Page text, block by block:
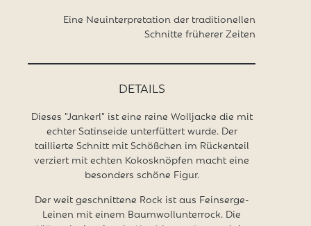
Eine Neu­interpretation der traditionellen
Schnitte früherer Zeiten
DETAILS
Dieses "Jankerl" ist eine reine Wolljacke die mit
echter Satinseide unterfüttert wurde. Der
taillierte Schnitt mit Schößchen im Rückenteil
verziert mit echten Kokosknöpfen macht eine
besonders schöne Figur.
Der weit geschnittene Rock ist aus Feinserge-
Leinen mit einem Baumwollunterrock. Die